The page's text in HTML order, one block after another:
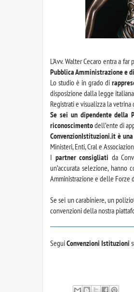
L'Avv. Walter Cecaro entra a
Pubblica Amministrazione e
Lo studio è in grado di
disposizione dalla legge
Registrati e visualizza la
Se sei un dipendente della
riconoscimentodell’ente di
ConvenzionIstituzioni.it è
Ministeri, Enti, Cral e
I partner consigliati da
un’accurata selezione, hanno
Amministrazione e delle Forze
Se sei un carabiniere, un
convenzioni della nostra
SeguiConvenzioni Istituzioni